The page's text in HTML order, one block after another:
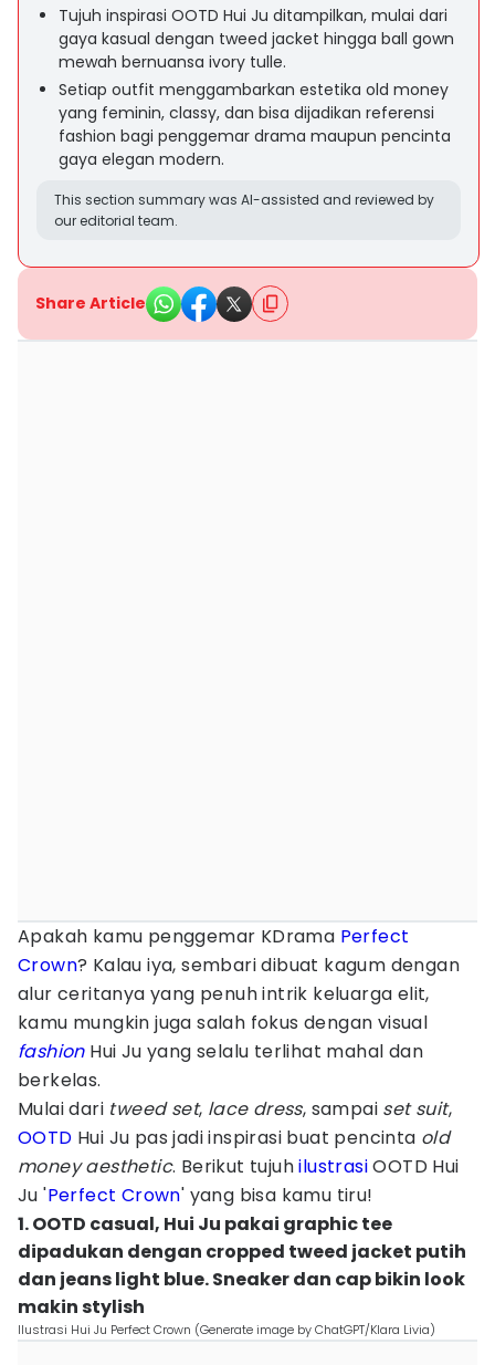
Tujuh inspirasi OOTD Hui Ju ditampilkan, mulai dari
gaya kasual dengan tweed jacket hingga ball gown
mewah bernuansa ivory tulle.
Setiap outfit menggambarkan estetika old money
yang feminin, classy, dan bisa dijadikan referensi
fashion bagi penggemar drama maupun pencinta
gaya elegan modern.
This section summary was AI-assisted and reviewed by
our editorial team.
Share Article
Apakah kamu penggemar KDrama Perfect
Crown? Kalau iya, sembari dibuat kagum dengan
alur ceritanya yang penuh intrik keluarga elit,
kamu mungkin juga salah fokus dengan visual
fashionHui Ju yang selalu terlihat mahal dan
berkelas.
Mulai dari tweed set, lace dress, sampai set suit,
OOTD Hui Ju pas jadi inspirasi buat pencinta old
money aesthetic. Berikut tujuhilustrasiOOTD Hui
Ju 'Perfect Crown' yang bisa kamu tiru!
1. OOTD casual, Hui Ju pakai graphic tee
dipadukan dengan cropped tweed jacket putih
dan jeans light blue. Sneaker dan cap bikin look
makin stylish
Ilustrasi Hui Ju Perfect Crown (Generate image by ChatGPT/Klara Livia)